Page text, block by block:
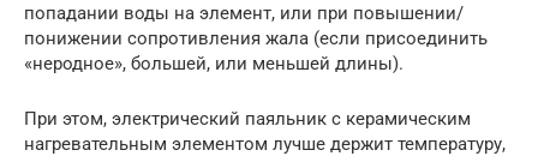
попадании воды на элемент, или при повышении/
понижении сопротивления жала (если присоединить
«неродное», большей, или меньшей длины).
При этом, электрический паяльник с керамическим
нагревательным элементом лучше держит температуру,